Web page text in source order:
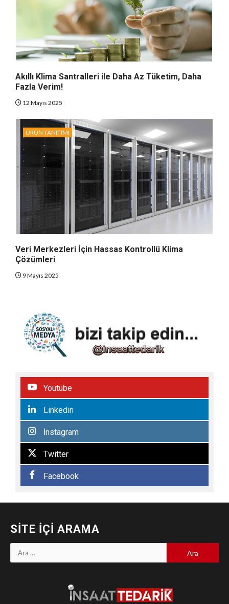
Akıllı Klima Santralleri ile Daha Az Tüketim, Daha
Fazla Verim!
12 Mayıs 2025
ÜRÜN TANITIMI
Veri Merkezleri İçin Hassas Kontrollü Klima
Çözümleri
9 Mayıs 2025
Youtube
Linkedin
İnstagram
Twitter
Facebook
SITE İÇI ARAMA
Arama: